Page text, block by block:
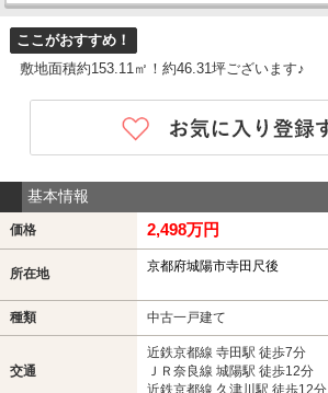
ここがおすすめ！
敷地面積約153.11㎡！約46.31坪ございます♪
基本情報
価格 2,498万円
所在地 京都府城陽市寺田尺後
種類 中古一戸建て
交通
近鉄京都線 寺田駅 徒歩7分
ＪＲ奈良線 城陽駅 徒歩12分
近鉄京都線 久津川駅 徒歩12分